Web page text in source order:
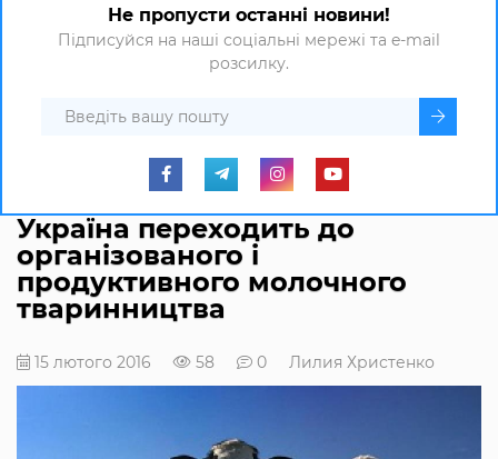
Не пропусти останні новини!
Підписуйся на наші соціальні мережі та e-mail
розсилку.
Україна переходить до
організованого і
продуктивного молочного
тваринництва
15 лютого 2016 58 0 Лилия Христенко